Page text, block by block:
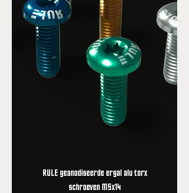
RULE geanodiseerde ergal alu torx
schroeven M5x14